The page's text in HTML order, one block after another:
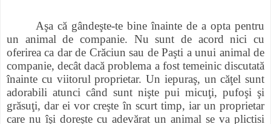
Aşa că gândeşte-te bine înainte de a opta pentru
un animal de companie. Nu sunt de acord nici cu
oferirea ca dar de Crăciun sau de Paşti a unui animal de
companie, decât dacă problema a fost temeinic discutată
înainte cu viitorul proprietar. Un iepuraş, un căţel sunt
adorabili atunci când sunt nişte pui micuţi, pufoşi şi
grăsuţi, dar ei vor creşte în scurt timp, iar un proprietar
care nu îşi doreşte cu adevărat un animal se va plictisi